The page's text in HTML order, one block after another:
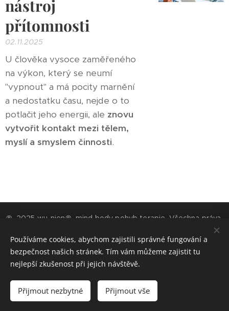
nástroj
přítomnosti
02.11.2025
U člověka vysoce zaměřeného
na výkon, který se neumí
"vypnout" a má pocity marnění
a nedostatku času, nejde o to
potlačit jeho energii, ale znovu
vytvořit kontakt mezi tělem,
myslí a smyslem činnosti.
® 2025 wu-nien® mind body pohyb terapie. Všechna práva
Wu-nien® je chráněno ochrannou známkou a nesmí být bez
licence a písemného souhlasu majitelky nikým používáno.
Logo Wu-nien® nesmí být nikým použito. Nic z textů nesmí být
kopírováno a sdíleno jinde, bez předešlého písemného souhlasu.
Cookies
Používáme cookies, abychom zajistili správné fungování a
bezpečnost našich stránek. Tím vám můžeme zajistit tu
nejlepší zkušenost při jejich návštěvě.
Přijmout nezbytné Přijmout vše